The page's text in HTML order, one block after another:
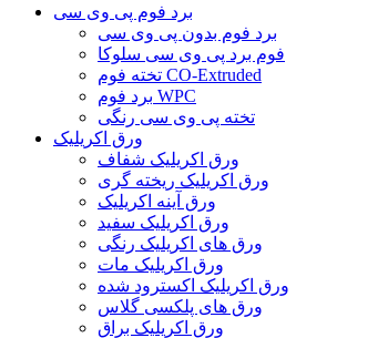
برد فوم پی وی سی
برد فوم بدون پی وی سی
فوم برد پی وی سی سلوکا
تخته فوم CO-Extruded
برد فوم WPC
تخته پی وی سی رنگی
ورق اکریلیک
ورق اکریلیک شفاف
ورق اکریلیک ریخته گری
ورق آینه اکریلیک
ورق اکریلیک سفید
ورق های اکریلیک رنگی
ورق اکریلیک مات
ورق اکریلیک اکسترود شده
ورق های پلکسی گلاس
ورق اکریلیک براق